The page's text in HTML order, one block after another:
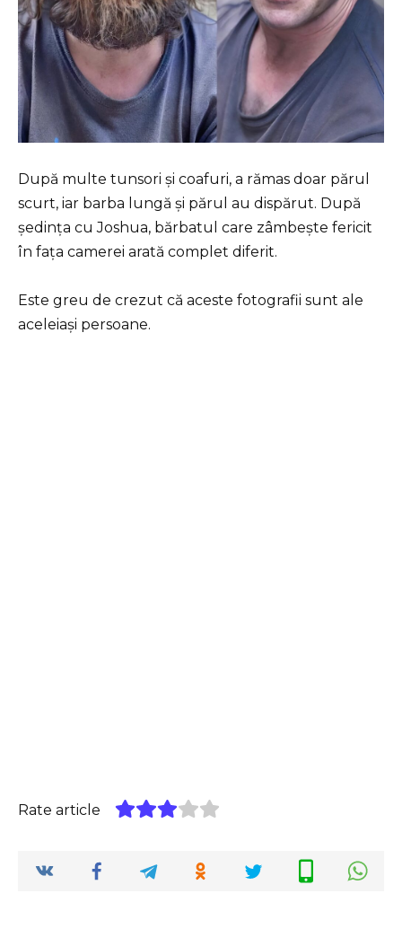
După multe tunsori și coafuri, a rămas doar părul
scurt, iar barba lungă și părul au dispărut. După
ședința cu Joshua, bărbatul care zâmbește fericit
în fața camerei arată complet diferit.
Este greu de crezut că aceste fotografii sunt ale
aceleiași persoane.
Rate article